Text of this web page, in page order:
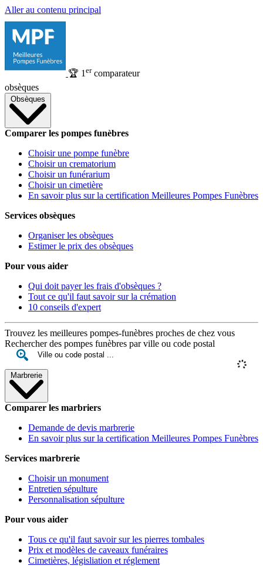
Aller au contenu principal
🏆 1 ercomparateur
obsèques
Obsèques
Comparer les pompes funèbres
Choisir une pompe funèbre
Choisir un crematorium
Choisir un funérarium
Choisir un cimetière
En savoir plus sur la certification Meilleures Pompes Funèbres
Services obsèques
Organiser les obsèques
Estimer le prix des obsèques
Pour vous aider
Qui doit payer les frais d'obsèques ?
Tout ce qu'il faut savoir sur la crémation
10 conseils d'expert
Trouvez les meilleures pompes-funèbres proches de chez vous
Rechercher des pompes funèbres par ville ou code postal
Marbrerie
Comparer les marbriers
Demande de devis marbrerie
En savoir plus sur la certification Meilleures Pompes Funèbres
Services marbrerie
Choisir un monument
Entretien sépulture
Personnalisation sépulture
Pour vous aider
Tous ce qu'il faut savoir sur les pierres tombales
Prix et modèles de caveaux funéraires
Cimetières, législiation et réglement